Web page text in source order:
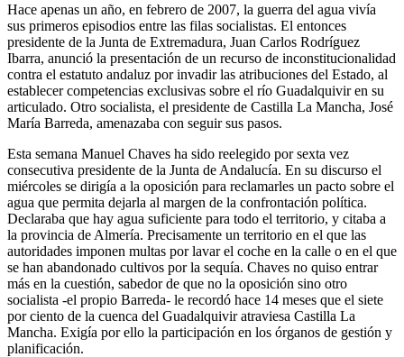
Hace apenas un año, en febrero de 2007, la guerra del agua vivía
sus primeros episodios entre las filas socialistas. El entonces
presidente de la Junta de Extremadura, Juan Carlos Rodríguez
Ibarra, anunció la presentación de un recurso de inconstitucionalidad
contra el estatuto andaluz por invadir las atribuciones del Estado, al
establecer competencias exclusivas sobre el río Guadalquivir en su
articulado. Otro socialista, el presidente de Castilla La Mancha, José
María Barreda, amenazaba con seguir sus pasos.
Esta semana Manuel Chaves ha sido reelegido por sexta vez
consecutiva presidente de la Junta de Andalucía. En su discurso el
miércoles se dirigía a la oposición para reclamarles un pacto sobre el
agua que permita dejarla al margen de la confrontación política.
Declaraba que hay agua suficiente para todo el territorio, y citaba a
la provincia de Almería. Precisamente un territorio en el que las
autoridades imponen multas por lavar el coche en la calle o en el que
se han abandonado cultivos por la sequía. Chaves no quiso entrar
más en la cuestión, sabedor de que no la oposición sino otro
socialista -el propio Barreda- le recordó hace 14 meses que el siete
por ciento de la cuenca del Guadalquivir atraviesa Castilla La
Mancha. Exigía por ello la participación en los órganos de gestión y
planificación.